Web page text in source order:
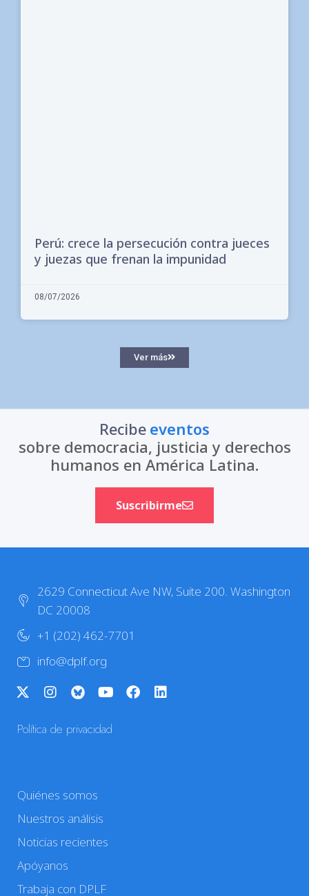
Perú: crece la persecución contra jueces
y juezas que frenan la impunidad
08/07/2026
Ver más
Recibe eventos
sobre democracia, justicia y derechos
humanos en América Latina.
Suscribirme
2629 Connecticut Ave NW, Suite 200. Washington
DC 20008
+1 (202) 462-7701
info@dplf.org
Política de privacidad
Quiénes somos
Nuestros análisis
Noticias recientes
Apóyanos
Trabaja con DPLF